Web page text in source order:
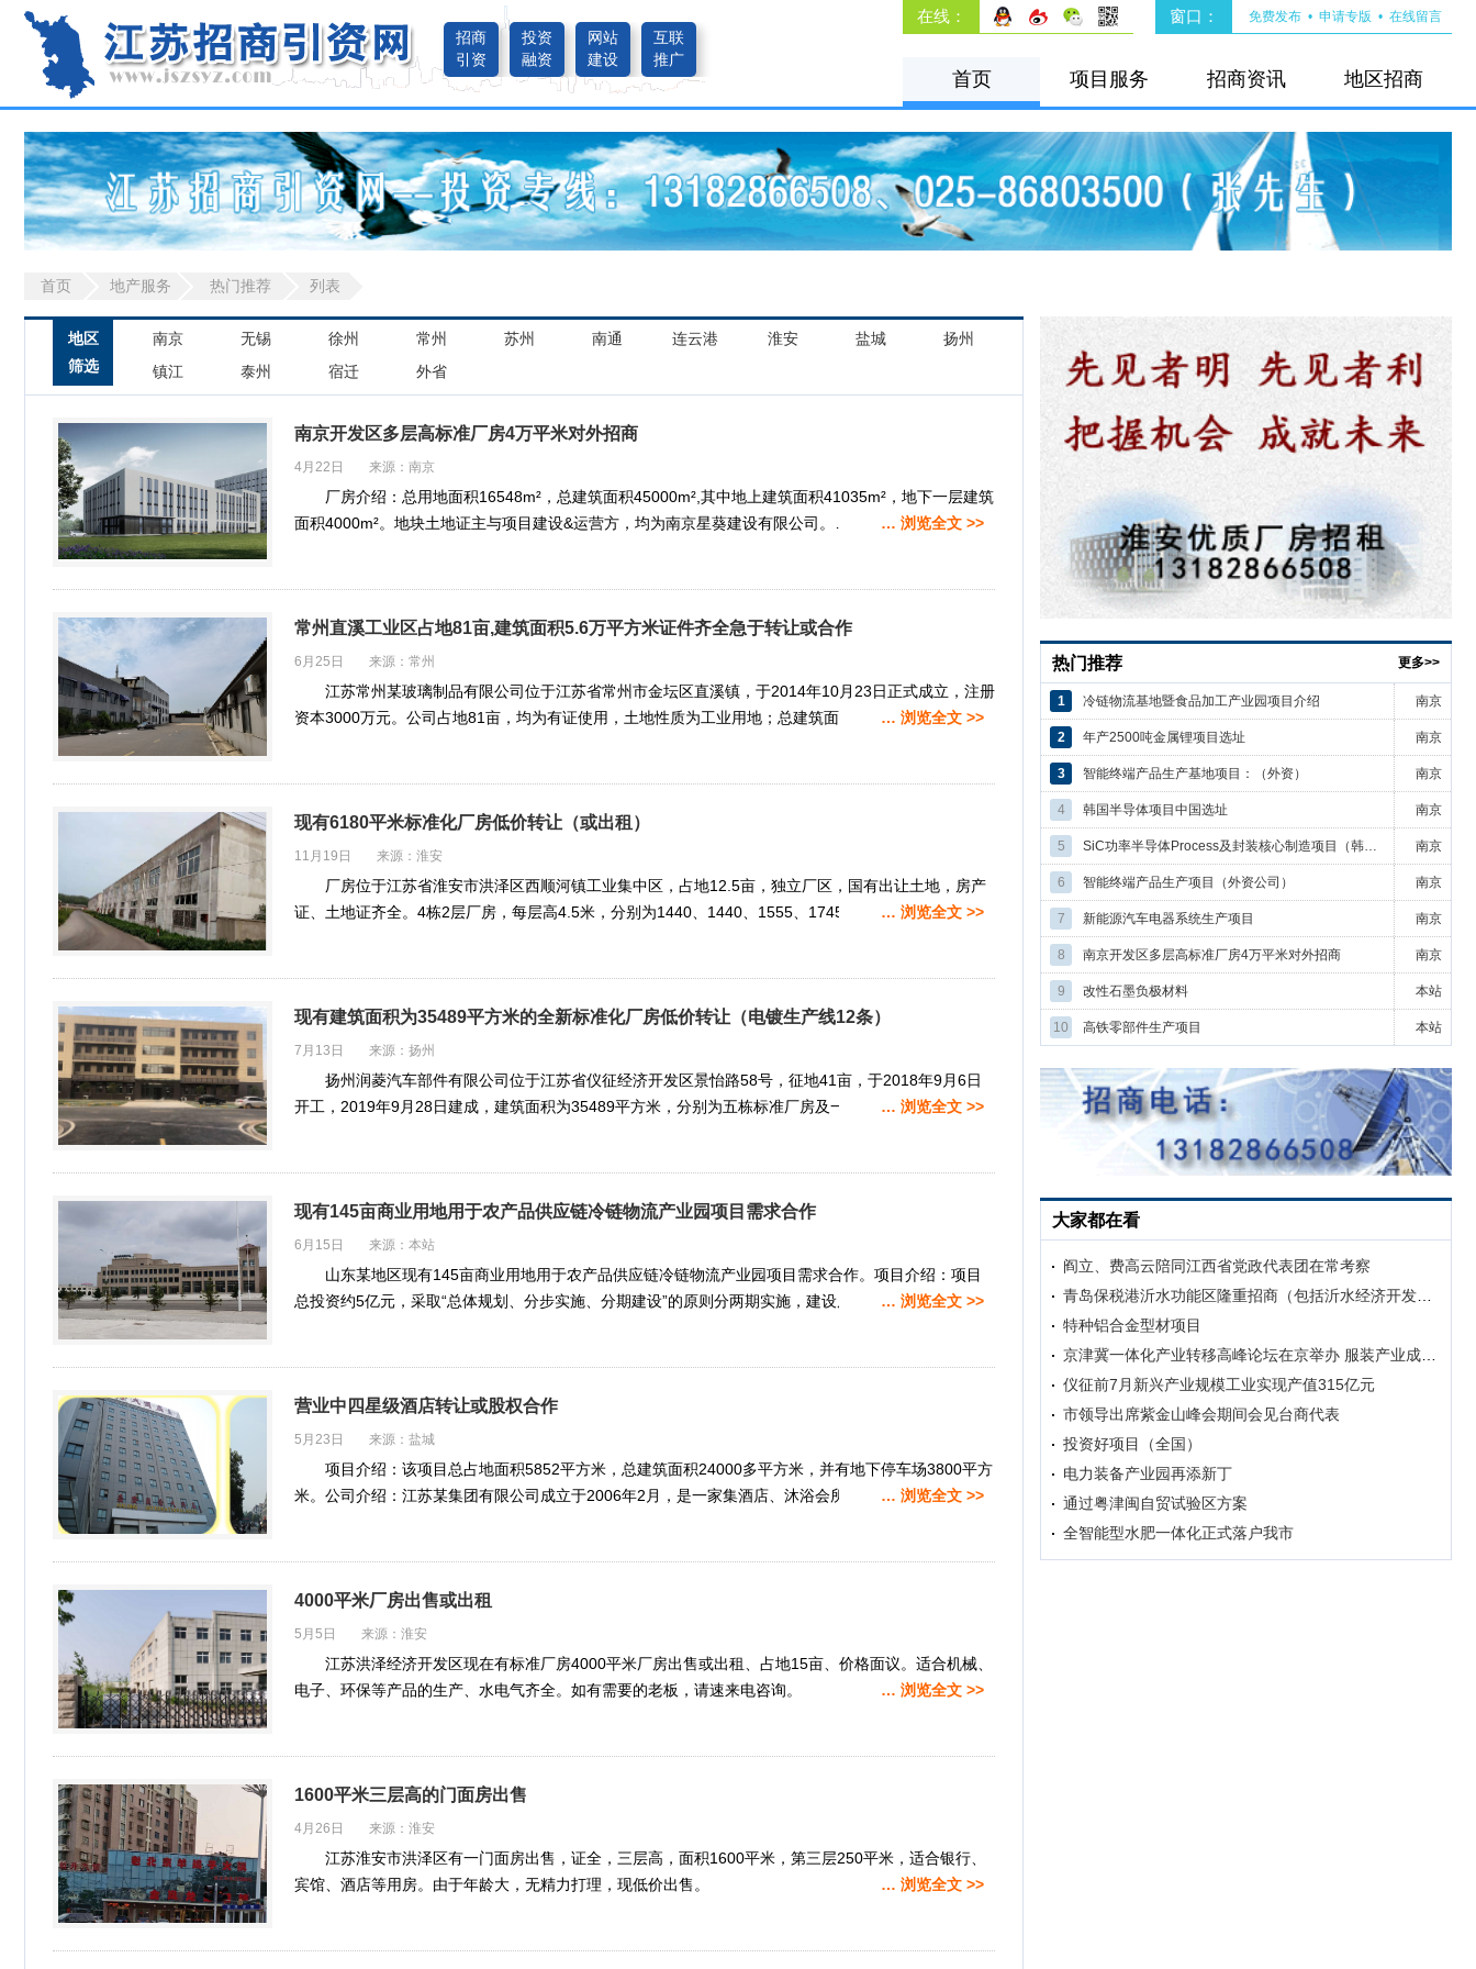
招商
引资
投资
融资
网站
建设
互联
推广
窗口： 免费发布 • 申请专版 • 在线留言
在线：
首页 项目服务 招商资讯 地区招商
首页 地产服务 热门推荐 列表
地区
筛选
南京 无锡 徐州 常州 苏州 南通 连云港 淮安 盐城
扬州
镇江
泰州 宿迁 外省
南京开发区多层高标准厂房4万平米对外招商
4月22日 来源：南京
厂房介绍：总用地面积16548m²，总建筑面积45000m²,其中地上建筑面积41035m²，地下一层建筑
面积4000m²。地块土地证主与项目建设&运营方，均为南京星葵建设有限公司。…
… 浏览全文 >>
常州直溪工业区占地81亩,建筑面积5.6万平方米证件齐全急于转让或合作
6月25日 来源：常州
江苏常州某玻璃制品有限公司位于江苏省常州市金坛区直溪镇，于2014年10月23日正式成立，注册
资本3000万元。公司占地81亩，均为有证使用，土地性质为工业用地；总建筑面积5.6万平方米。公司
… 浏览全文 >>
现有6180平米标准化厂房低价转让（或出租）
11月19日 来源：淮安
厂房位于江苏省淮安市洪泽区西顺河镇工业集中区，占地12.5亩，独立厂区，国有出让土地，房产
证、土地证齐全。4栋2层厂房，每层高4.5米，分别为1440、1440、1555、1745平方米（这栋已出
… 浏览全文 >>
现有建筑面积为35489平方米的全新标准化厂房低价转让（电镀生产线12条）
7月13日 来源：扬州
扬州润菱汽车部件有限公司位于江苏省仪征经济开发区景怡路58号，征地41亩，于2018年9月6日
开工，2019年9月28日建成，建筑面积为35489平方米，分别为五栋标准厂房及一栋办公楼。一、办公
… 浏览全文 >>
现有145亩商业用地用于农产品供应链冷链物流产业园项目需求合作
6月15日 来源：本站
山东某地区现有145亩商业用地用于农产品供应链冷链物流产业园项目需求合作。项目介绍：项目
总投资约5亿元，采取“总体规划、分步实施、分期建设”的原则分两期实施，建设周期为二年。竣工达产
… 浏览全文 >>
营业中四星级酒店转让或股权合作
5月23日 来源：盐城
项目介绍：该项目总占地面积5852平方米，总建筑面积24000多平方米，并有地下停车场3800平方
米。公司介绍：江苏某集团有限公司成立于2006年2月，是一家集酒店、沐浴会所、KTV娱乐、物业管
… 浏览全文 >>
4000平米厂房出售或出租
5月5日 来源：淮安
江苏洪泽经济开发区现在有标准厂房4000平米厂房出售或出租、占地15亩、价格面议。适合机械、
电子、环保等产品的生产、水电气齐全。如有需要的老板，请速来电咨询。
… 浏览全文 >>
1600平米三层高的门面房出售
4月26日 来源：淮安
江苏淮安市洪泽区有一门面房出售，证全，三层高，面积1600平米，第三层250平米，适合银行、
宾馆、酒店等用房。由于年龄大，无精力打理，现低价出售。
… 浏览全文 >>
热门推荐 更多>>
1 南京
冷链物流基地暨食品加工产业园项目介绍
2 南京
年产2500吨金属锂项目选址
3 南京
智能终端产品生产基地项目：（外资）
4 南京
韩国半导体项目中国选址
5 南京
SiC功率半导体Process及封装核心制造项目（韩国）
6 南京
智能终端产品生产项目（外资公司）
7 南京
新能源汽车电器系统生产项目
8 南京
南京开发区多层高标准厂房4万平米对外招商
9 本站
改性石墨负极材料
10 本站
高铁零部件生产项目
大家都在看
阎立、费高云陪同江西省党政代表团在常考察
特种铝合金型材项目
仪征前7月新兴产业规模工业实现产值315亿元
市领导出席紫金山峰会期间会见台商代表
投资好项目（全国）
电力装备产业园再添新丁
通过粤津闽自贸试验区方案
全智能型水肥一体化正式落户我市